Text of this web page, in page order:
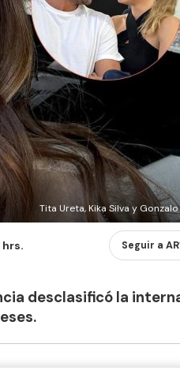
Tita Ureta, Kika Silva y
hrs. Seguir a
desclasificó la